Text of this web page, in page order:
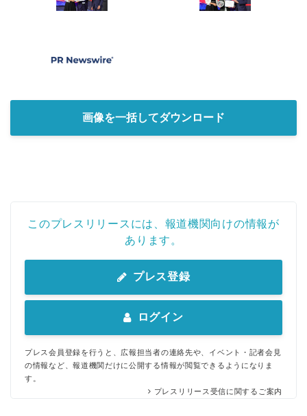
画像を一括してダウンロード
このプレスリリースには、報道機関向けの情報が
あります。
プレス登録
ログイン
プレス会員登録を行うと、広報担当者の連絡先や、イベント・記者会見
の情報など、報道機関だけに公開する情報が閲覧できるようになりま
す。
プレスリリース受信に関するご案内